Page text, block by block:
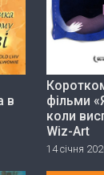
в
фільми
коли
Wiz-Art
14 січня